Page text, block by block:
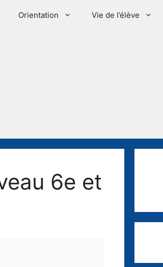
Orientation Vie de l’élève
6e et